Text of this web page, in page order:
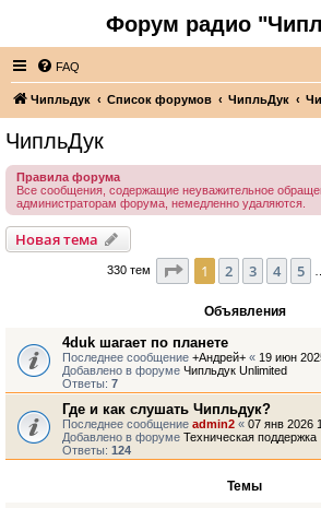
Форум радио
FAQ
Чипльдук Список форумов ЧипльДук
ЧипльДук
Правила форума
Все сообщения, содержащие неуважительное
администраторам форума, немедленно удаляются.
Новая тема
330 тем Страница из 14
1 2 3 4 5
Объявления
4duk шагает по планете
Последнее сообщение +Андрей+ « 19 июн
Добавлено в форуме Чипльдук Unlimited
Ответы: 7
Где и как слушать Чипльдук?
Последнее сообщение admin2 « 07 янв 2026
Добавлено в форуме Техническая поддержка
Ответы: 124
Темы